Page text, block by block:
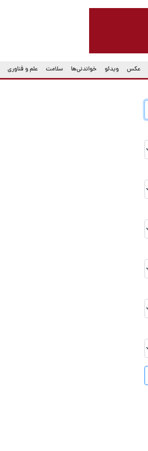
عکس ویدئو خواندنی‌ها سلامت علم و فناوری